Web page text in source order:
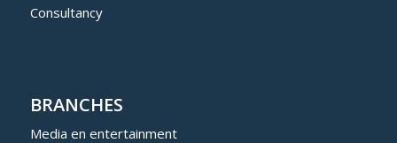
Consultancy
BRANCHES
Media en entertainment